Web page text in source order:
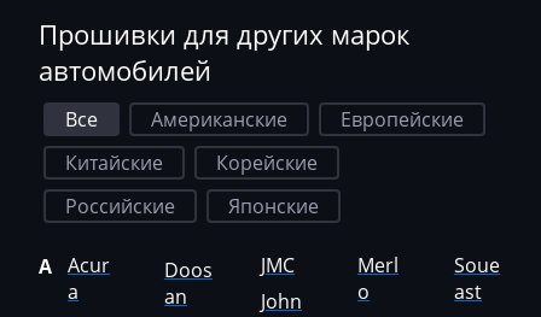
Great Wall
Grove
Groz
Hafei
Haima
Hamm
Hatz
Прошивки для других марок
автомобилей
Все Американские
Европейские
Китайские
Корейские
Российские
Японские
A Acur
a
Doos
an
JMC
John
Merl
o
Soue
ast